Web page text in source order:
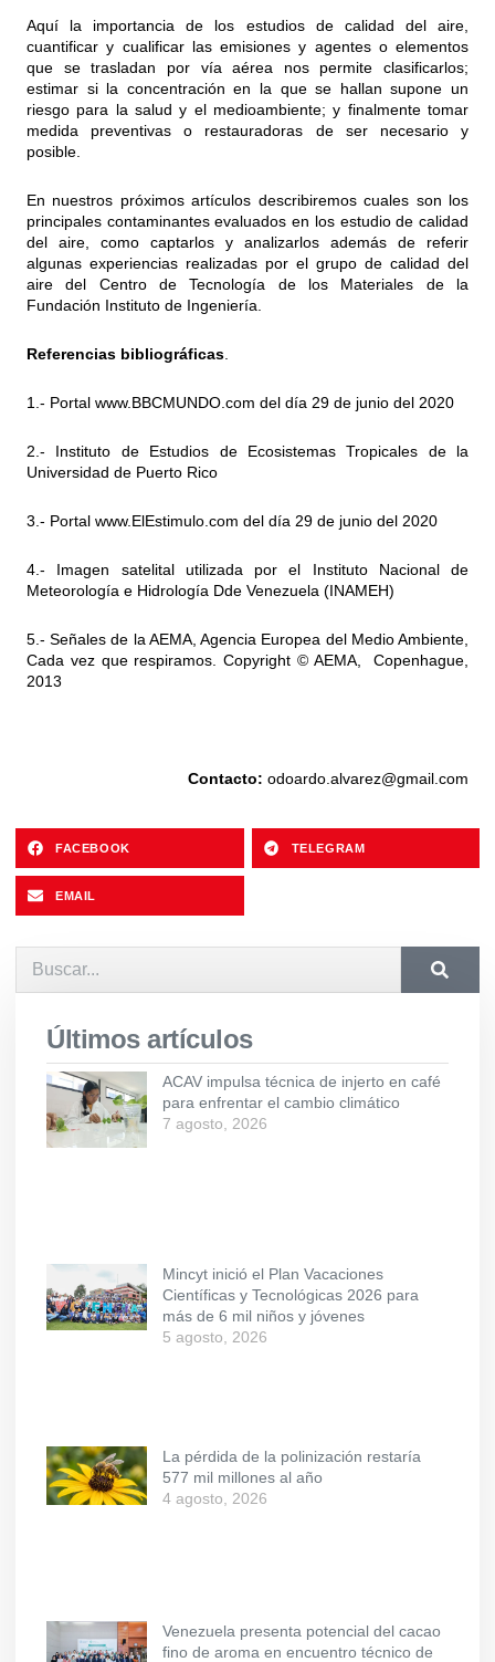
Aquí la importancia de los estudios de calidad del aire,
cuantificar y cualificar las emisiones y agentes o elementos
que se trasladan por vía aérea nos permite clasificarlos;
estimar si la concentración en la que se hallan supone un
riesgo para la salud y el medioambiente; y finalmente tomar
medida preventivas o restauradoras de ser necesario y
posible.
En nuestros próximos artículos describiremos cuales son los
principales contaminantes evaluados en los estudio de calidad
del aire, como captarlos y analizarlos además de referir
algunas experiencias realizadas por el grupo de calidad del
aire del Centro de Tecnología de los Materiales de la
Fundación Instituto de Ingeniería.
Referencias bibliográficas.
1.- Portal www.BBCMUNDO.com del día 29 de junio del 2020
2.- Instituto de Estudios de Ecosistemas Tropicales de la
Universidad de Puerto Rico
3.- Portal www.ElEstimulo.com del día 29 de junio del 2020
4.- Imagen satelital utilizada por el Instituto Nacional de
Meteorología e Hidrología Dde Venezuela (INAMEH)
5.- Señales de la AEMA, Agencia Europea del Medio Ambiente,
Cada vez que respiramos. Copyright © AEMA, Copenhague,
2013
Contacto: odoardo.alvarez@gmail.com
FACEBOOK TELEGRAM
EMAIL
Últimos artículos
ACAV impulsa técnica de injerto en café
para enfrentar el cambio climático
7 agosto, 2026
Mincyt inició el Plan Vacaciones
Científicas y Tecnológicas 2026 para
más de 6 mil niños y jóvenes
5 agosto, 2026
La pérdida de la polinización restaría
577 mil millones al año
4 agosto, 2026
Venezuela presenta potencial del cacao
fino de aroma en encuentro técnico de